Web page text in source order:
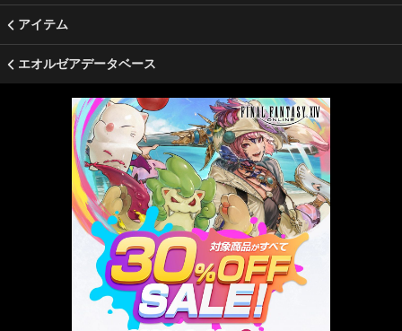
アイテム
エオルゼアデータベース